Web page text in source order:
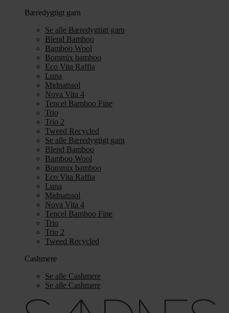
Bæredygtigt garn
Se alle Bæredygtigt garn
Blend Bamboo
Bamboo Wool
Bommix bamboo
Eco Vita Raffia
Luna
Midnatssol
Nova Vita 4
Tencel Bamboo Fine
Trio
Trio 2
Tweed Recycled
Se alle Bæredygtigt garn
Blend Bamboo
Bamboo Wool
Bommix bamboo
Eco Vita Raffia
Luna
Midnatssol
Nova Vita 4
Tencel Bamboo Fine
Trio
Trio 2
Tweed Recycled
Cashmere
Se alle Cashmere
Se alle Cashmere